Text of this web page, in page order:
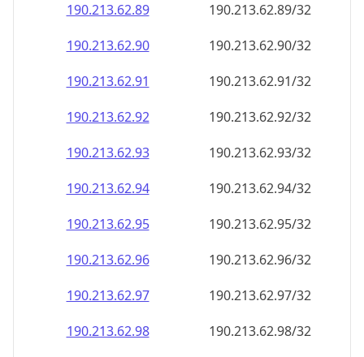
190.213.62.89
190.213.62.89/32
190.213.62.90
190.213.62.90/32
190.213.62.91
190.213.62.91/32
190.213.62.92
190.213.62.92/32
190.213.62.93
190.213.62.93/32
190.213.62.94
190.213.62.94/32
190.213.62.95
190.213.62.95/32
190.213.62.96
190.213.62.96/32
190.213.62.97
190.213.62.97/32
190.213.62.98
190.213.62.98/32